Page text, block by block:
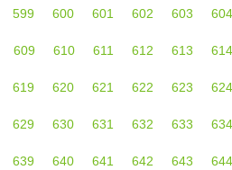
599 600 601 602 603 604
609 610 611 612 613 614
619 620 621 622 623 624
629 630 631 632 633 634
639 640 641 642 643 644